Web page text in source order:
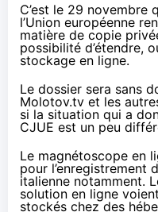
C’est le 29 novembre
l’Union européenne
matière de copie
possibilité d’étendre,
stockage en ligne.
Le dossier sera sans
Molotov.tv et les
si la situation qui a
CJUE est un peu
Le magnétoscope en
pour l’enregistrement
italienne notamment.
solution en ligne
stockés chez des